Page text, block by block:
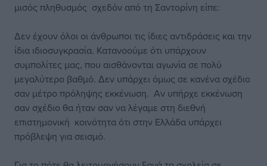
μισός πληθυσμός σχεδόν από τη Σαντορίνη είπε:
Δεν έχουν όλοι οι άνθρωποι τις ίδιες αντιδράσεις και την
ίδια ιδιοσυγκρασία. Κατανοούμε ότι υπάρχουν
συμπολίτες μας, που αισθάνονται αγωνία σε πολύ
μεγαλύτερο βαθμό. Δεν υπάρχει όμως σε κανένα σχέδιο
σαν μέτρο πρόληψης εκκένωση. Αν υπήρχε εκκένωση
σαν σχέδιο θα ήταν σαν να λέγαμε στη διεθνή
επιστημονική κοινότητα ότι στην Ελλάδα υπάρχει
πρόβλεψη για σεισμό.